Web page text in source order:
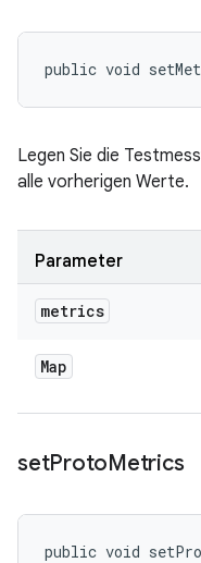
public void
Legen Sie die
alle vorherigen Werte.
Parameter
metrics
Map
setProtoMetrics
public void